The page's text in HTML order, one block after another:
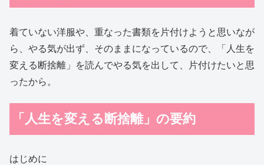
着ていない洋服や、重なった書類を片付けようと思いなが
ら、やる気が出ず、そのままになっているので、「人生を
変える断捨離」を読んでやる気を出して、片付けたいと思
ったから。
「人生を変える断捨離」の要約
はじめに